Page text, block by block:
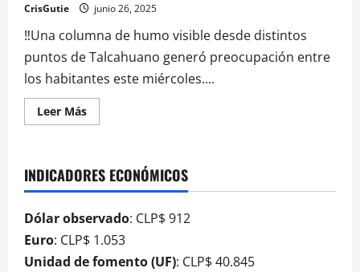
CrisGutie junio 26, 2025
‼️Una columna de humo visible desde distintos
puntos de Talcahuano generó preocupación entre
los habitantes este miércoles....
Leer Más
INDICADORES ECONÓMICOS
Dólar observado: CLP$ 912
Euro: CLP$ 1.053
Unidad de fomento (UF): CLP$ 40.845